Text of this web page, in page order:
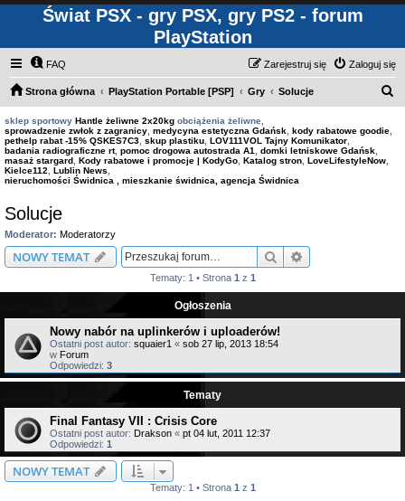
Świat PSX - gry PSX, gry PS2 - forum
PlayStation
FAQ Zaloguj się
Zarejestruj się
Strona główna PlayStation Portable [PSP] Gry Solucje
sklep sportowy Hantle żeliwne 2x20kg obciążenia żeliwne,
sprowadzenie zwłok z zagranicy medycyna estetyczna Gdańsk kody rabatowe goodie
pethelp rabat -15% QSKES7C3 skup plastiku LOV111VOL Tajny Komunikator
badania radiograficzne rt, pomoc drogowa autostrada A1 domki letniskowe Gdańsk
masaż stargard Kody rabatowe i promocje | KodyGo Katalog stron LoveLifestyleNow
Kielce112
Lublin News
nieruchomości Świdnica , mieszkanie świdnica, agencja Świdnica
Solucje
Moderator: Moderatorzy
NOWY TEMAT Szukaj
Tematy: 1 • Strona 1 z 1
Ogłoszenia
Nowy nabór na uplinkerów i uploaderów!
Ostatni post autor: squaier1 « sob 27 lip, 2013 18:54
w Forum
Odpowiedzi: 3
Tematy
Final Fantasy VII : Crisis Core
Ostatni post autor: Drakson « pt 04 lut, 2011 12:37
Odpowiedzi: 1
NOWY TEMAT
Tematy: 1 • Strona 1 z 1